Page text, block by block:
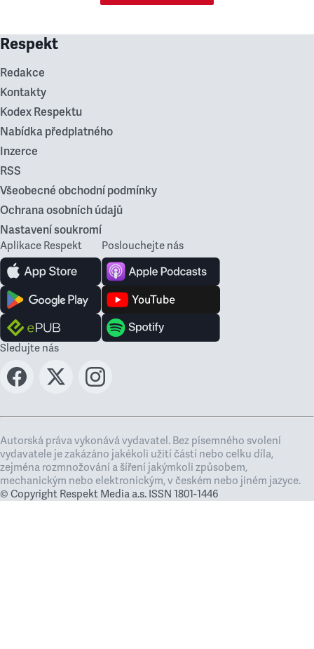
Respekt
Redakce
Kontakty
Kodex Respektu
Nabídka předplatného
Inzerce
RSS
Všeobecné obchodní podmínky
Ochrana osobních údajů
Nastavení soukromí
Aplikace Respekt Poslouchejte nás
Sledujte nás
Autorská práva vykonává vydavatel. Bez písemného svolení
vydavatele je zakázáno jakékoli užití částí nebo celku díla,
zejména rozmnožování a šíření jakýmkoli způsobem,
mechanickým nebo elektronickým, v českém nebo jiném jazyce.
© Copyright Respekt Media a.s. ISSN 1801-1446